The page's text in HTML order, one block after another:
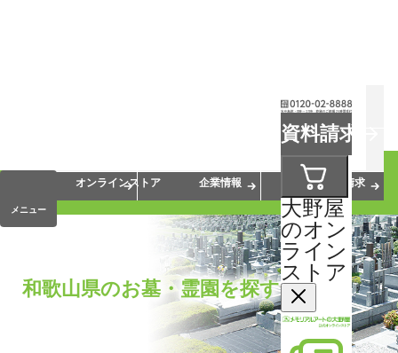
資料請求
大野屋
のオン
ライン
ストア
メニュー
会員サービス
オンラインストア
企業情報 資料請求
和歌山県のお墓・霊園を探す